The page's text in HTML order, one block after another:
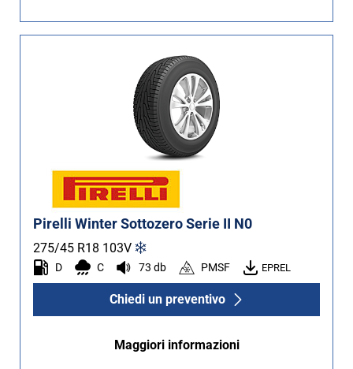
Pirelli Winter Sottozero Serie II N0
275/45 R18 103V
D C 73 db PMSF EPREL
Chiedi un preventivo
Maggiori informazioni